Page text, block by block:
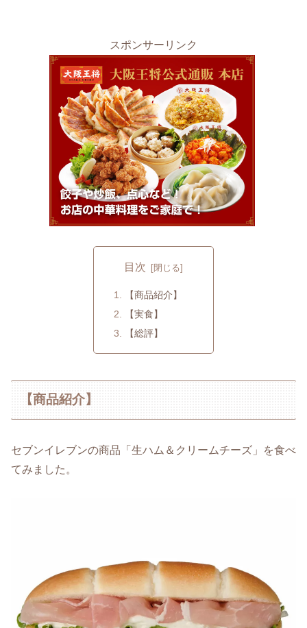
スポンサーリンク
目次
【商品紹介】
【実食】
【総評】
【商品紹介】
セブンイレブンの商品「生ハム＆クリームチーズ」を食べ
てみました。